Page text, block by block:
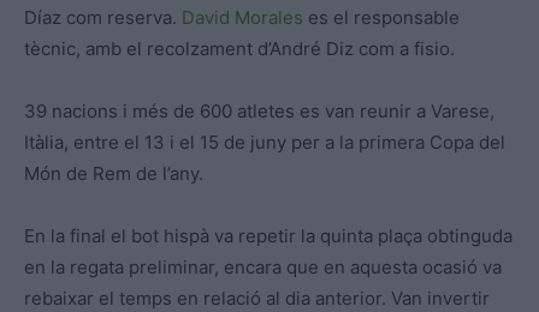
Díaz com reserva. David Morales es el responsable
tècnic, amb el recolzament d’André Diz com a fisio.
39 nacions i més de 600 atletes es van reunir a Varese,
Itàlia, entre el 13 i el 15 de juny per a la primera Copa del
Món de Rem de l’any.
En la final el bot hispà va repetir la quinta plaça obtinguda
en la regata preliminar, encara que en aquesta ocasió va
rebaixar el temps en relació al dia anterior. Van invertir